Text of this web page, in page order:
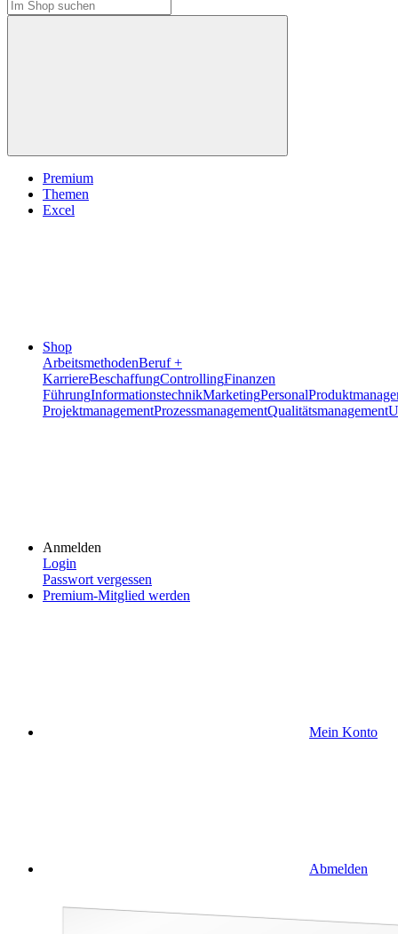
Premium
Themen
Excel
Shop
ArbeitsmethodenBeruf +
KarriereBeschaffungControllingFinanzen
FührungInformationstechnikMarketingPersonal
ProjektmanagementProzessmanagementQualitätsmanagement
Anmelden
Login
Passwort vergessen
Premium-Mitglied werden
Mein Konto
Abmelden